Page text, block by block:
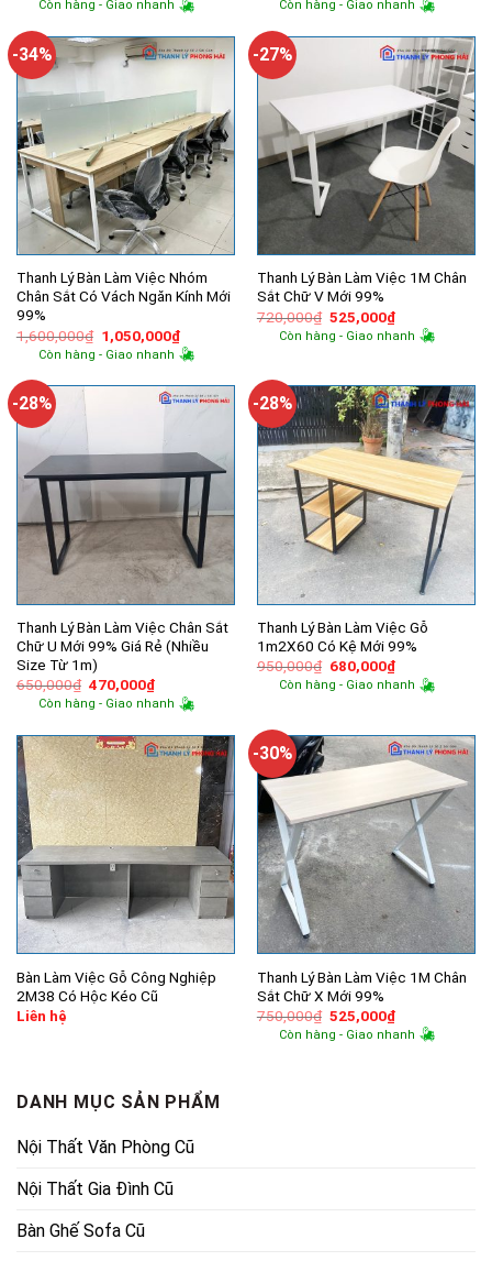
là:
tại
890,000₫.
Còn hàng - Giao nhanh
là:
tại
Còn hàng - Giao nhanh
-34%
Thanh Lý Bàn Làm Việc Nhóm
Chân Sắt Có Vách Ngăn Kính Mới
99%
1,600,000₫ Giá
gốc
là:
1,050,000₫Giá
hiện
tại
1,050,000₫.
Còn hàng - Giao nhanh
-27%
Thanh Lý Bàn Làm Việc 1M Chân
Sắt Chữ V Mới 99%
720,000₫ Giá
gốc
là:
525,000₫Giá
hiện
tại
Còn hàng - Giao nhanh
-28%
Thanh Lý Bàn Làm Việc Chân Sắt
Chữ U Mới 99% Giá Rẻ (Nhiều
Size Từ 1m)
650,000₫ Giá
gốc
là:
470,000₫Giá
hiện
tại
470,000₫.
Còn hàng - Giao nhanh
-28%
Thanh Lý Bàn Làm Việc Gỗ
1m2X60 Có Kệ Mới 99%
950,000₫ Giá
gốc
là:
680,000₫Giá
hiện
tại
Còn hàng - Giao nhanh
Bàn Làm Việc Gỗ Công Nghiệp
2M38 Có Hộc Kéo Cũ
Liên hệ
-30%
Thanh Lý Bàn Làm Việc 1M Chân
Sắt Chữ X Mới 99%
750,000₫ Giá
gốc
là:
525,000₫Giá
hiện
tại
Còn hàng - Giao nhanh
DANH MỤC SẢN PHẨM
Nội Thất Văn Phòng Cũ
Nội Thất Gia Đình Cũ
Bàn Ghế Sofa Cũ